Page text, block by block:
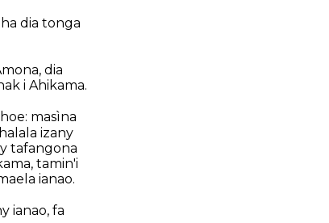
dia tonga
dia
i Ahikama.
masìna
izany
tafangona
tamin'i
ianao.
ianao, fa